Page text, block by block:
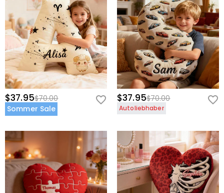
$37.95$70.00
Sommer Sale
$37.95$70.00
Autoliebhaber